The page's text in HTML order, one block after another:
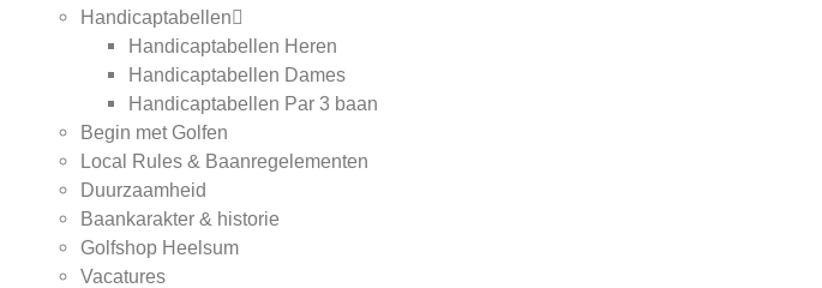
Handicaptabellen
Handicaptabellen Heren
Handicaptabellen Dames
Handicaptabellen Par 3 baan
Begin met Golfen
Local Rules & Baanregelementen
Duurzaamheid
Baankarakter & historie
Golfshop Heelsum
Vacatures